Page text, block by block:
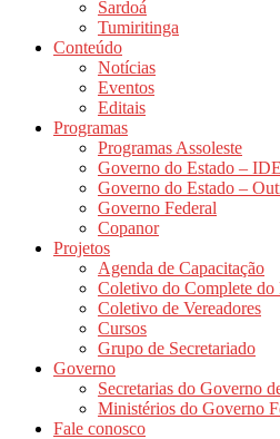
Sardoá
Tumiritinga
Conteúdo
Notícias
Eventos
Editais
Programas
Programas Assoleste
Governo do Estado –
Governo do Estado –
Governo Federal
Copanor
Projetos
Agenda de Capacitação
Coletivo do Complete
Coletivo de Vereadores
Cursos
Grupo de Secretariado
Governo
Secretarias do Governo
Ministérios do Governo
Fale conosco